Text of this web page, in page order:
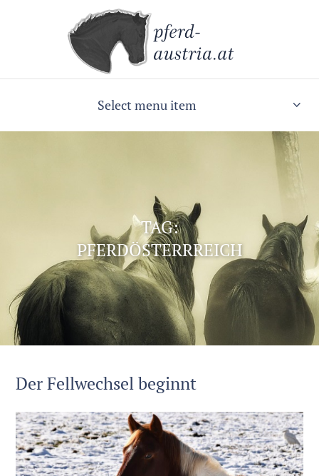
Select menu item
TAG:
PFERDÖSTERRREICH
Der Fellwechsel beginnt